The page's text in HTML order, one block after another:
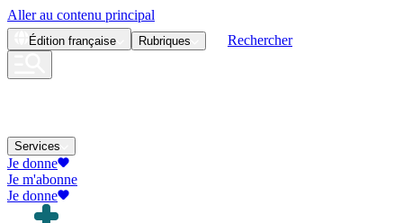
Aller au contenu principal
Édition française Rubriques Rechercher
Services
Je donne
Je m'abonne
Je donne